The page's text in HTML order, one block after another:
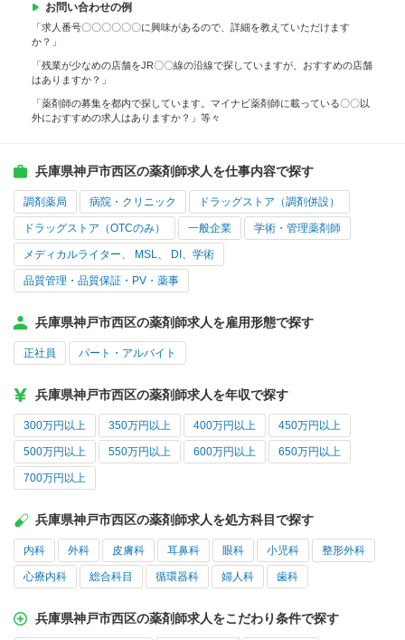
お問い合わせの例
「求人番号〇〇〇〇〇〇に興味があるので、詳細を教えていただけます
か？」
「残業が少なめの店舗をJR〇〇線の沿線で探していますが、おすすめの店舗
はありますか？」
「薬剤師の募集を都内で探しています。マイナビ薬剤師に載っている〇〇以
外におすすめの求人はありますか？」等々
兵庫県神戸市西区の薬剤師求人を仕事内容で探す
調剤薬局 病院・クリニック ドラッグストア（調剤併設）
ドラッグストア（OTCのみ） 一般企業 学術・管理薬剤師
メディカルライター、 MSL、 DI、学術
品質管理・品質保証・PV・薬事
兵庫県神戸市西区の薬剤師求人を雇用形態で探す
正社員 パート・アルバイト
兵庫県神戸市西区の薬剤師求人を年収で探す
300万円以上 350万円以上 400万円以上 450万円以上
500万円以上 550万円以上 600万円以上 650万円以上
700万円以上
兵庫県神戸市西区の薬剤師求人を処方科目で探す
内科 外科 皮膚科 耳鼻科 眼科 小児科 整形外科
心療内科 総合科目 循環器科 婦人科 歯科
兵庫県神戸市西区の薬剤師求人をこだわり条件で探す